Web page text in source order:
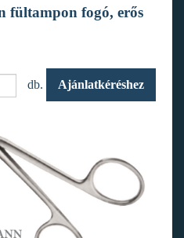
fültampon fogó, erős
db. Ajánlatkéréshez